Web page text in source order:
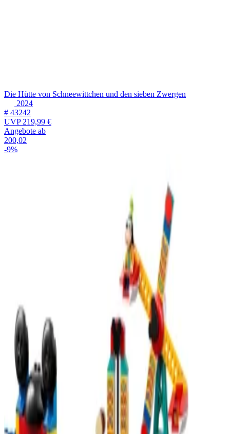
Die Hütte von Schneewittchen und den sieben Zwergen
2024
# 43242
UVP219,99 €
Angebote ab
200,02
-9%